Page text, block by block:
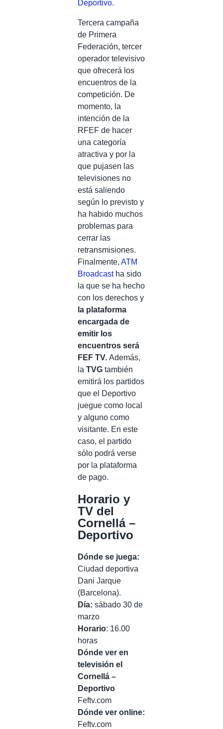
Deportivo.
Tercera campaña
de Primera
Federación, tercer
operador televisivo
que ofrecerá los
encuentros de la
competición. De
momento, la
intención de la
RFEF de hacer
una categoría
atractiva y por la
que pujasen las
televisiones no
está saliendo
según lo previsto y
ha habido muchos
problemas para
cerrar las
retransmisiones.
Finalmente, ATM
Broadcastha sido
la que se ha hecho
con los derechos y
la plataforma
encargada de
emitir los
encuentros será
FEF TV. Además,
la TVG también
emitirá los partidos
que el Deportivo
juegue como local
y alguno como
visitante. En este
caso, el partido
sólo podrá verse
por la plataforma
de pago.
Horario y
TV del
Cornellá –
Deportivo
Dónde se juega:
Ciudad deportiva
Dani Jarque
(Barcelona).
Día: sábado 30 de
marzo
Horario: 16.00
horas
Dónde ver en
televisión el
Cornellá –
Deportivo
Feftv.com
Dónde ver online:
Feftv.com